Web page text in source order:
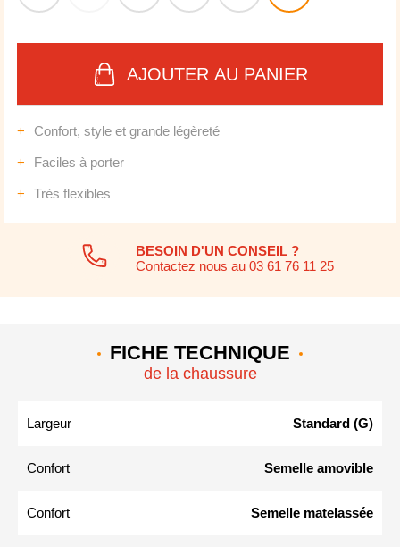
AJOUTER AU PANIER
Confort, style et grande légèreté
Faciles à porter
Très flexibles
BESOIN D'UN CONSEIL ?
Contactez nous au 03 61 76 11 25
FICHE TECHNIQUE
de la chaussure
Largeur Standard (G)
Confort Semelle amovible
Confort Semelle matelassée